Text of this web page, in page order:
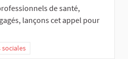
de santé,
lançons cet appel pour